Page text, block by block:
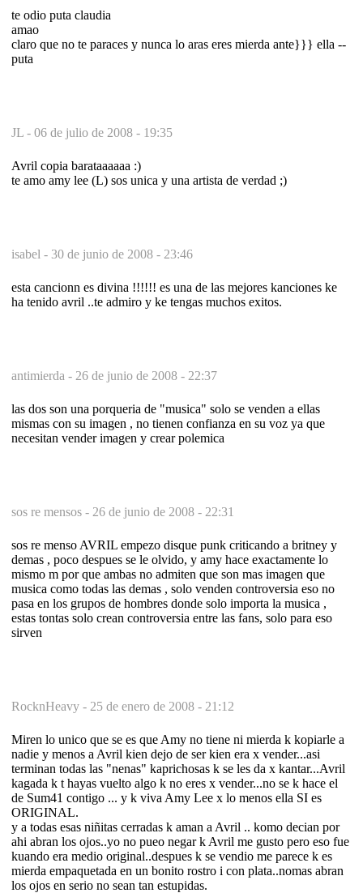
te odio puta claudia
amao
claro que no te paraces y nunca lo aras eres mierda ante}}} ella --
puta
JL - 06 de julio de 2008 - 19:35
Avril copia barataaaaaa :)
te amo amy lee (L) sos unica y una artista de verdad ;)
isabel - 30 de junio de 2008 - 23:46
esta cancionn es divina !!!!!! es una de las mejores kanciones ke
ha tenido avril ..te admiro y ke tengas muchos exitos.
antimierda - 26 de junio de 2008 - 22:37
las dos son una porqueria de "musica" solo se venden a ellas
mismas con su imagen , no tienen confianza en su voz ya que
necesitan vender imagen y crear polemica
sos re mensos - 26 de junio de 2008 - 22:31
sos re menso AVRIL empezo disque punk criticando a britney y
demas , poco despues se le olvido, y amy hace exactamente lo
mismo m por que ambas no admiten que son mas imagen que
musica como todas las demas , solo venden controversia eso no
pasa en los grupos de hombres donde solo importa la musica ,
estas tontas solo crean controversia entre las fans, solo para eso
sirven
RocknHeavy - 25 de enero de 2008 - 21:12
Miren lo unico que se es que Amy no tiene ni mierda k kopiarle a
nadie y menos a Avril kien dejo de ser kien era x vender...asi
terminan todas las "nenas" kaprichosas k se les da x kantar...Avril
kagada k t hayas vuelto algo k no eres x vender...no se k hace el
de Sum41 contigo ... y k viva Amy Lee x lo menos ella SI es
ORIGINAL.
y a todas esas niñitas cerradas k aman a Avril .. komo decian por
ahi abran los ojos..yo no pueo negar k Avril me gusto pero eso fue
kuando era medio original..despues k se vendio me parece k es
mierda empaquetada en un bonito rostro i con plata..nomas abran
los ojos en serio no sean tan estupidas.